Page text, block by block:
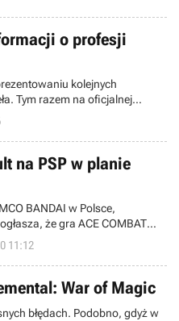
o profesji
kolejnych
Tym razem na oficjalnej
dostępną do wyboru w tej
dotyczy Nekromanty (ang.
na jego temat
i materiałów filmowych.
na PSP w planie
BANDAI w Polsce,
że gra ACE COMBAT
firmy.
11:12
War of Magic
błędach. Podobno, gdyż w